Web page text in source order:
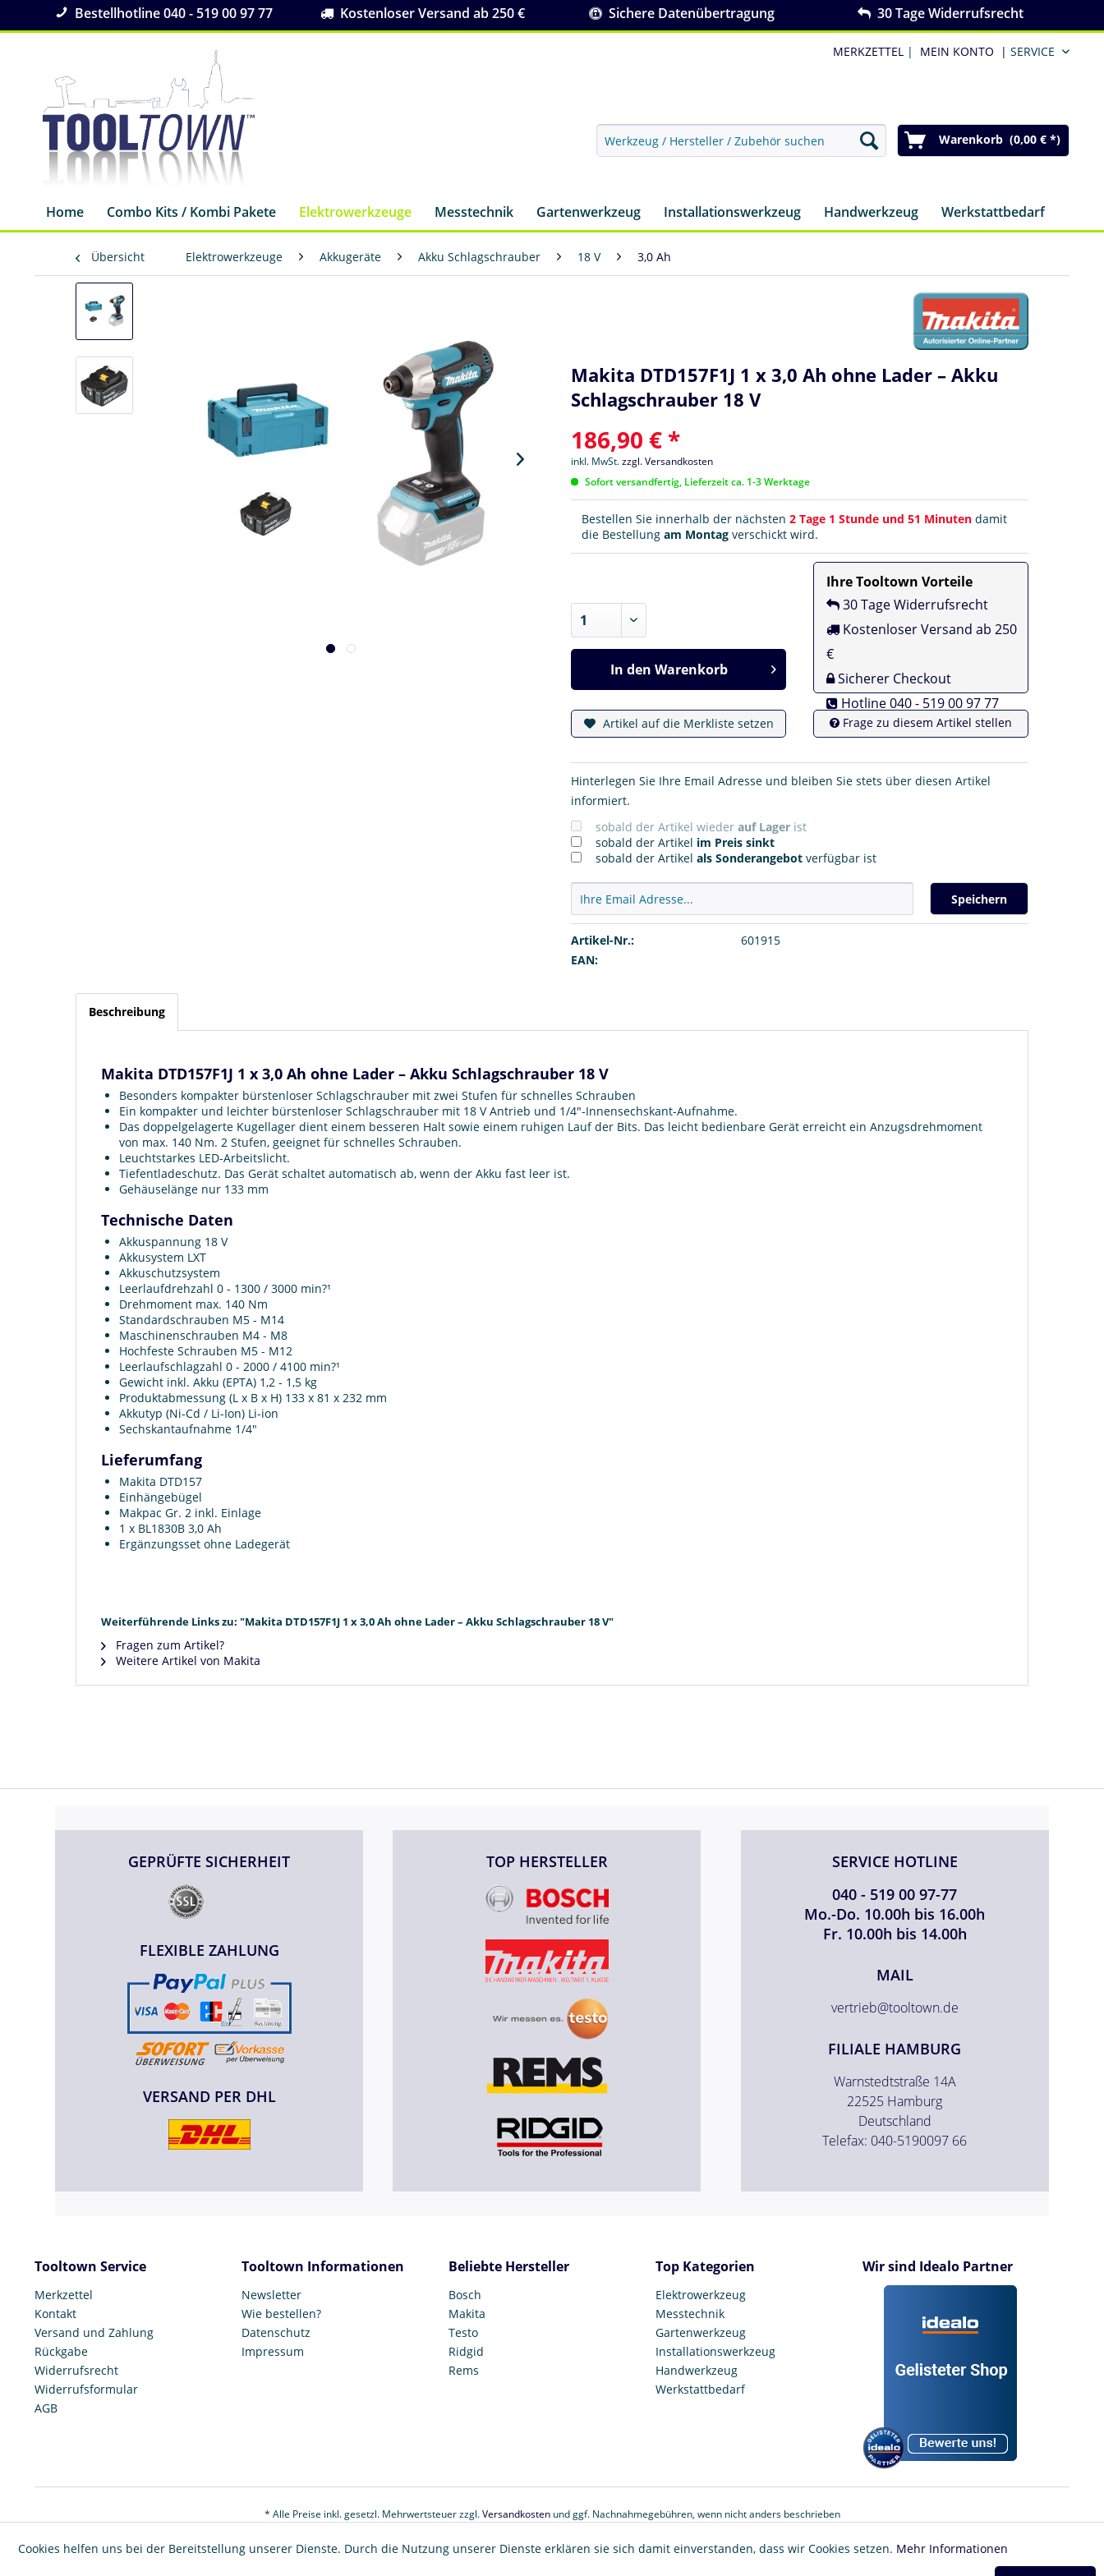
Bestellhotline 040 - 519 00 97 77 Kostenloser Versand ab 250 € Sichere Datenübertragung 30 Tage Widerrufsrecht
MERKZETTEL | MEIN KONTO | SERVICE
Warenkorb (0,00 € *)
Home Combo Kits / Kombi Pakete Elektrowerkzeuge Messtechnik Gartenwerkzeug Installationswerkzeug Handwerkzeug Werkstattbedarf
Übersicht Elektrowerkzeuge Akkugeräte Akku Schlagschrauber 18 V 3,0 Ah
Makita DTD157F1J 1 x 3,0 Ah ohne Lader – Akku
Schlagschrauber 18 V
186,90 € *
inkl. MwSt.zzgl. Versandkosten
Sofort versandfertig, Lieferzeit ca. 1-3 Werktage
Bestellen Sie innerhalb der nächsten2 Tage 1 Stunde und 51 Minutendamit
die Bestellungam Montag verschickt wird.
In den Warenkorb
Ihre Tooltown Vorteile
30 Tage Widerrufsrecht
Kostenloser Versand ab 250
€
Sicherer Checkout
Hotline 040 - 519 00 97 77
Artikel auf die Merkliste setzen Frage zu diesem Artikel stellen
Hinterlegen Sie Ihre Email Adresse und bleiben Sie stets über diesen Artikel
informiert.
sobald der Artikel wiederauf Lager ist
sobald der Artikel im Preis sinkt
sobald der Artikelals Sonderangebot verfügbar ist
Speichern
Artikel-Nr.:
601915
EAN:
Beschreibung
Makita DTD157F1J 1 x 3,0 Ah ohne Lader – Akku Schlagschrauber 18 V
Besonders kompakter bürstenloser Schlagschrauber mit zwei Stufen für schnelles Schrauben
Ein kompakter und leichter bürstenloser Schlagschrauber mit 18 V Antrieb und 1/4"-Innensechskant-Aufnahme.
Das doppelgelagerte Kugellager dient einem besseren Halt sowie einem ruhigen Lauf der Bits. Das leicht bedienbare Gerät erreicht ein Anzugsdrehmoment
von max. 140 Nm. 2 Stufen, geeignet für schnelles Schrauben.
Leuchtstarkes LED-Arbeitslicht.
Tiefentladeschutz. Das Gerät schaltet automatisch ab, wenn der Akku fast leer ist.
Gehäuselänge nur 133 mm
Technische Daten
Akkuspannung 18 V
Akkusystem LXT
Akkuschutzsystem
Leerlaufdrehzahl 0 - 1300 / 3000 min?¹
Drehmoment max. 140 Nm
Standardschrauben M5 - M14
Maschinenschrauben M4 - M8
Hochfeste Schrauben M5 - M12
Leerlaufschlagzahl 0 - 2000 / 4100 min?¹
Gewicht inkl. Akku (EPTA) 1,2 - 1,5 kg
Produktabmessung (L x B x H) 133 x 81 x 232 mm
Akkutyp (Ni-Cd / Li-Ion) Li-ion
Sechskantaufnahme 1/4"
Lieferumfang
Makita DTD157
Einhängebügel
Makpac Gr. 2 inkl. Einlage
1 x BL1830B 3,0 Ah
Ergänzungsset ohne Ladegerät
Weiterführende Links zu: "Makita DTD157F1J 1 x 3,0 Ah ohne Lader – Akku Schlagschrauber 18 V"
Fragen zum Artikel?
Weitere Artikel von Makita
GEPRÜFTE SICHERHEIT
FLEXIBLE ZAHLUNG
VERSAND PER DHL
TOP HERSTELLER
SERVICE HOTLINE
040 - 519 00 97-77
Mo.-Do. 10.00h bis 16.00h
Fr. 10.00h bis 14.00h
MAIL
vertrieb@tooltown.de
FILIALE HAMBURG
Warnstedtstraße 14A
22525 Hamburg
Deutschland
Telefax: 040-5190097 66
Tooltown Service
Merkzettel
Kontakt
Versand und Zahlung
Rückgabe
Widerrufsrecht
Widerrufsformular
AGB
Tooltown Informationen
Newsletter
Wie bestellen?
Datenschutz
Impressum
Beliebte Hersteller
Bosch
Makita
Testo
Ridgid
Rems
Top Kategorien
Elektrowerkzeug
Messtechnik
Gartenwerkzeug
Installationswerkzeug
Handwerkzeug
Werkstattbedarf
Wir sind Idealo Partner
* Alle Preise inkl. gesetzl. Mehrwertsteuer zzgl.Versandkostenund ggf. Nachnahmegebühren, wenn nicht anders beschrieben
© 2017 Tooltown GmbH
Cookies helfen uns bei der Bereitstellung unserer Dienste. Durch die Nutzung unserer Dienste erklären sie sich damit einverstanden, dass wir Cookies setzen. Mehr Informationen